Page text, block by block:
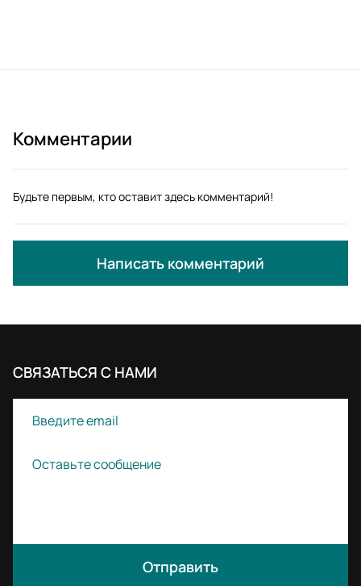
Комментарии
Будьте первым, кто оставит здесь комментарий!
Написать комментарий
СВЯЗАТЬСЯ С НАМИ
Отправить